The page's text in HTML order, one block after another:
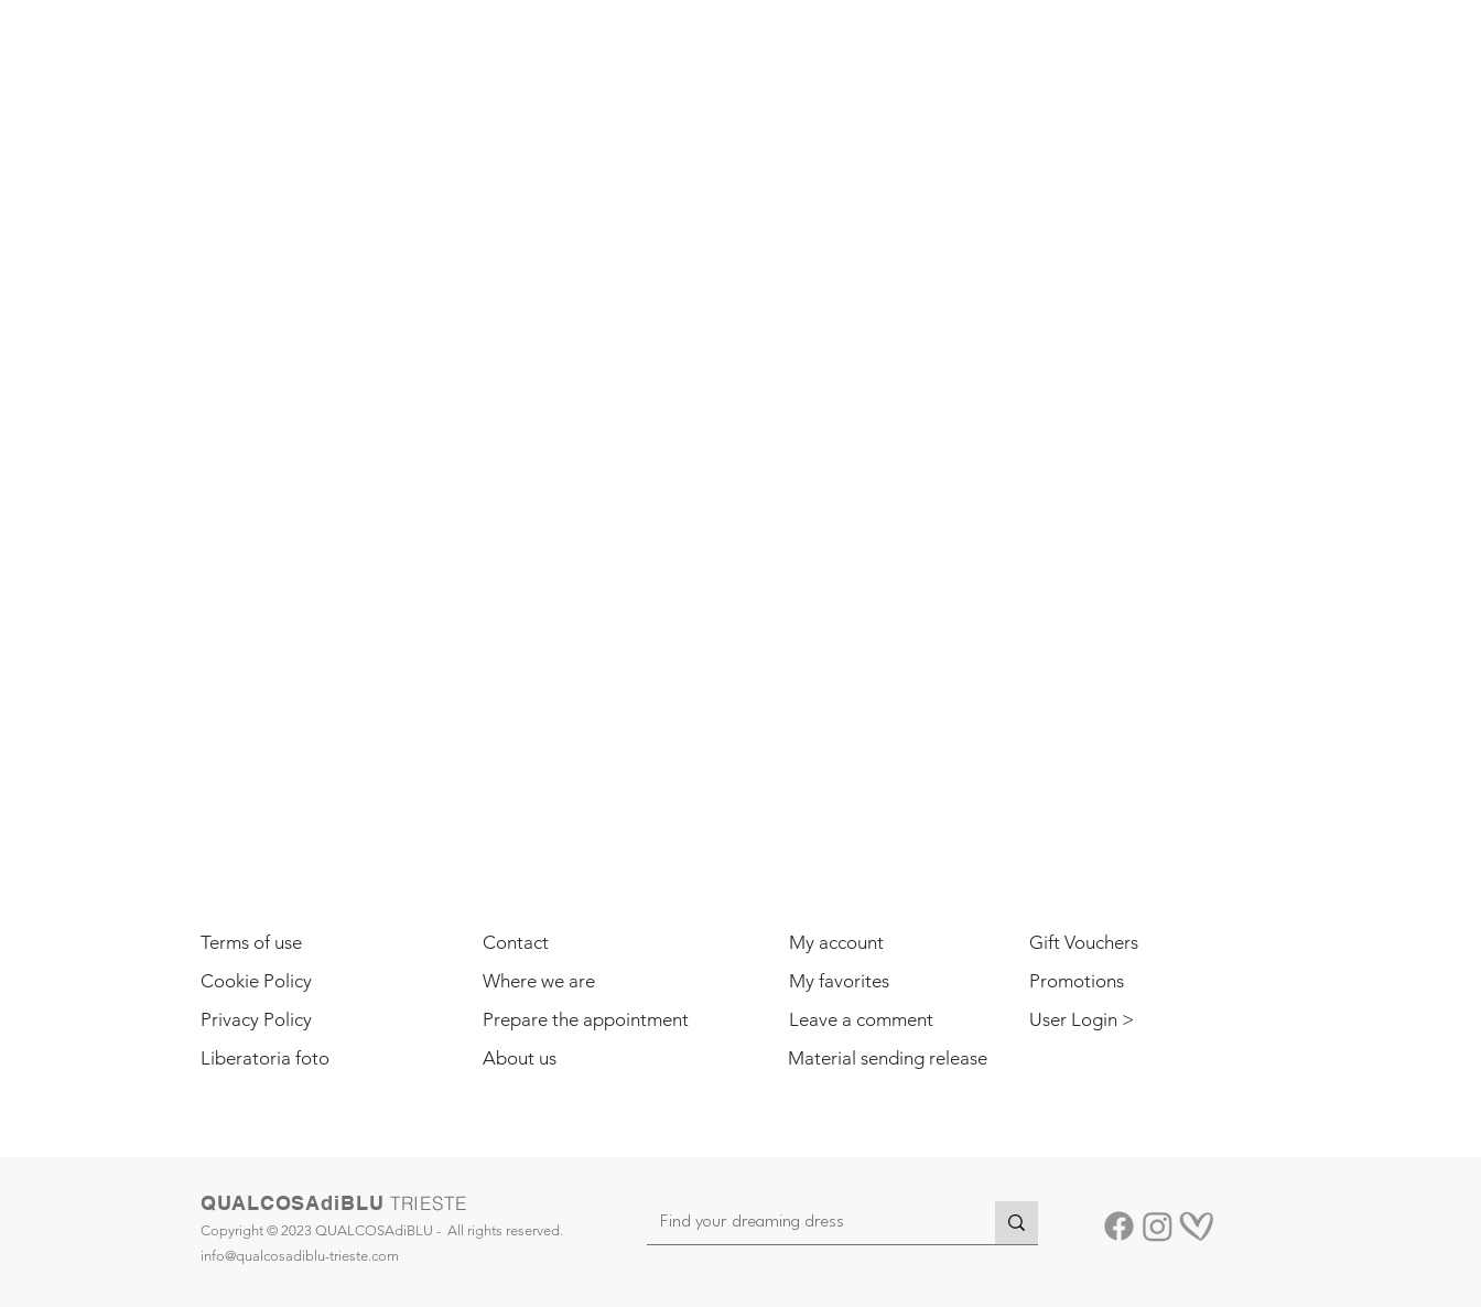
Terms of use
Cookie Policy
Privacy Policy
Liberatoria foto
Contact
Where we are
Prepare the appointment
About us
Material sending release
My account
My favorites
Leave a comment
Gift Vouchers
Promotions
User Login >
QUALCOSAdiBLU TRIESTE
Copyright © 2023 QUALCOSAdiBLU - All rights reserved.
info@qualcosadiblu-trieste.com